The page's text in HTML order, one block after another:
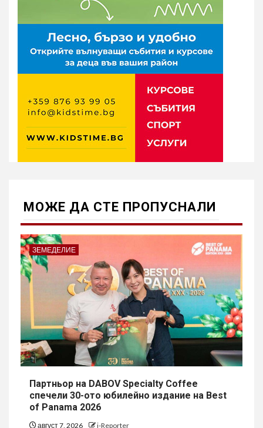
МОЖE ДА СТЕ ПРОПУСНАЛИ
ЗЕМЕДЕЛИЕ
Партньор на DABOV Specialty Coffee
спечели 30-ото юбилейно издание на Best
of Panama 2026
август 7, 2026 i-Reporter